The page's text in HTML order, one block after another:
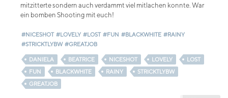
mitzitterte sondern auch verdammt viel mitlachen konnte. War
ein bomben Shooting mit euch!
#NICESHOT #LOVELY #LOST #FUN #BLACKWHITE #RAINY
#STRICKTLYBW #GREATJOB
DANIELA BEATRICE NICESHOT LOVELY
LOST
FUN
BLACKWHITE RAINY
STRICKTLYBW
GREATJOB